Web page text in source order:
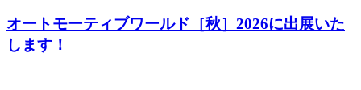
オートモーティブワールド［秋］2026に出展いた
します！